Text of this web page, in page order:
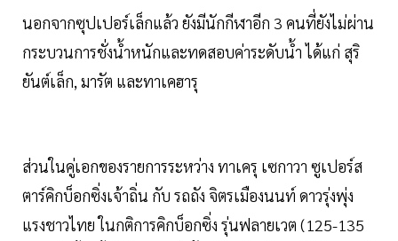
นอกจากซุปเปอร์เล็กแล้ว ยังมีนักกีฬาอีก 3 คนที่ยังไม่ผ่าน
กระบวนการชั่งน้ำหนักและทดสอบค่าระดับน้ำ ได้แก่ สุริ
ยันต์เล็ก, มารัต และทาเคฮารุ
ส่วนในคู่เอกของรายการระหว่าง ทาเครุ เซกาวา ซูเปอร์ส
ตาร์คิกบ็อกซิ่งเจ้าถิ่น กับ รถถัง จิตรเมืองนนท์ ดาวรุ่งพุ่ง
แรงชาวไทย ในกติการคิกบ็อกซิ่ง รุ่นฟลายเวต (125-135